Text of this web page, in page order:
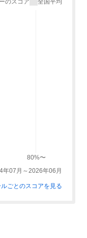
のスコア 全国平均
80%〜
07月～2026年06月
ごとのスコアを見る